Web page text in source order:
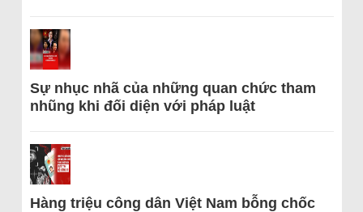
Sự nhục nhã của những quan chức tham
nhũng khi đối diện với pháp luật
Hàng triệu công dân Việt Nam bỗng chốc